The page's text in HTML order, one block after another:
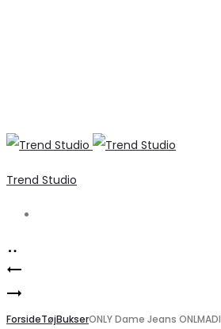
Trend Studio
Product
navigation
Chateau
Stilfulde
PIECES
ForsideTøjBukserONLY Dame Jeans